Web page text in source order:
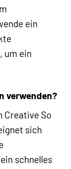
ein
um ein
verwenden?
Creative So
sich
schnelles